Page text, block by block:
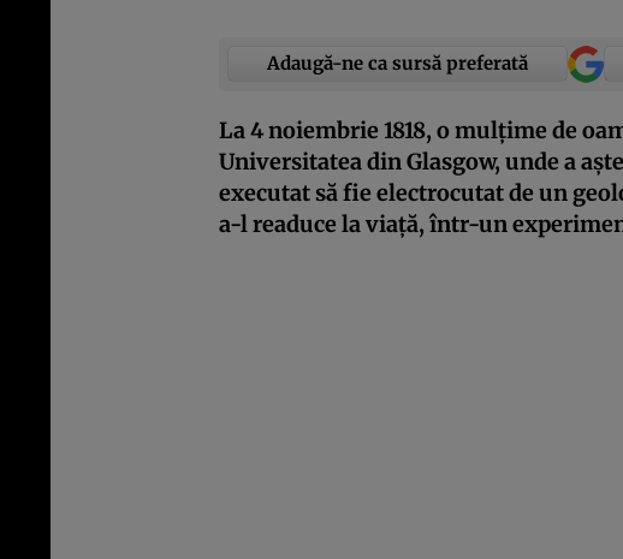
Adaugă-ne ca sursă preferată
La 4 noiembrie 1818, o mulțime de
Universitatea din Glasgow, unde a
executat să fie electrocutat de un
a-l readuce la viață, într-un